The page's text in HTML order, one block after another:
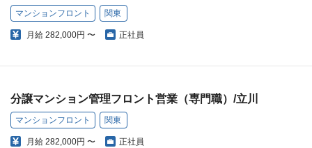
マンションフロント 関東
月給 282,000円 〜 正社員
分譲マンション管理フロント営業（専門職）/立川
マンションフロント 関東
月給 282,000円 〜 正社員